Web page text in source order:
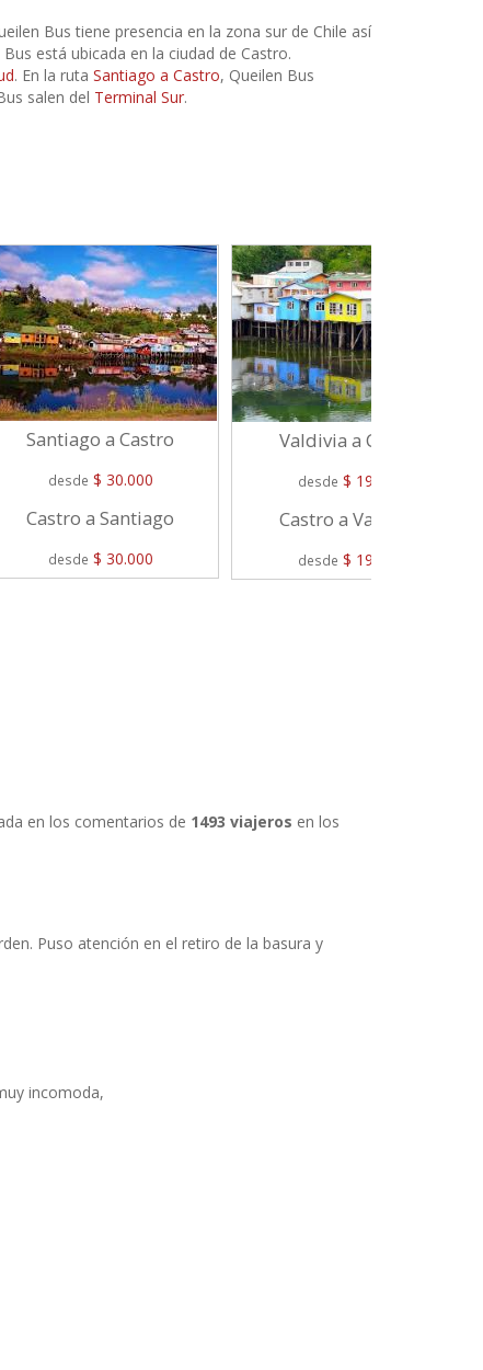
Bus tiene presencia en la zona sur de Chile así
está ubicada en la ciudad de Castro.
. En la ruta Santiago a Castro, Queilen Bus
salen del Terminal Sur.
Santiago a Castro
desde $ 30.000
Castro a Santiago
desde $ 30.000
Valdivia a Castro
desde $ 19.000
Castro a Valdivia
desde $ 19.000
en los comentarios de 1493 viajeros en los
Puso atención en el retiro de la basura y
incomoda,